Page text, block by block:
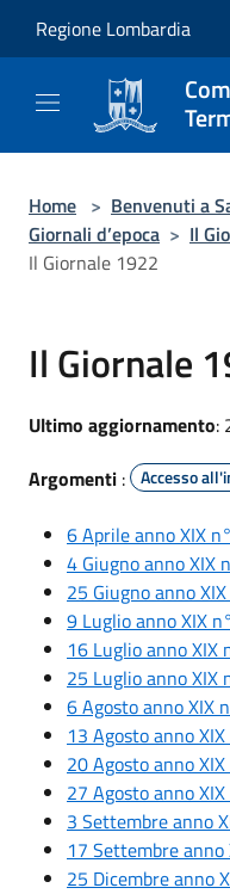
Regione Lombardia
Home > Benvenuti a
Giornali d’epoca > Il
Il Giornale 1922
Il Giornale
Ultimo aggiornamento:
Argomenti : Accesso
6 Aprile anno XIX
4 Giugno anno XIX
25 Giugno anno
9 Luglio anno XIX
16 Luglio anno XIX
25 Luglio anno XIX
6 Agosto anno XIX
13 Agosto anno
20 Agosto anno
27 Agosto anno
3 Settembre anno
17 Settembre anno
25 Dicembre anno